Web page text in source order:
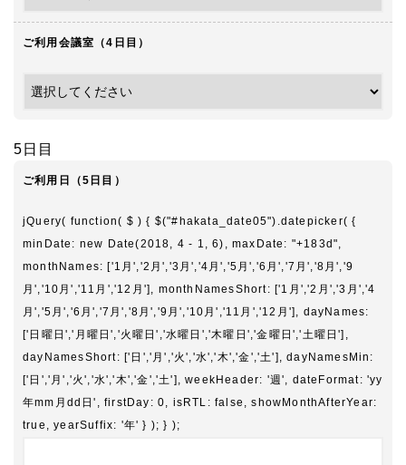
ご利用会議室（4日目）
5日目
ご利用日（5日目）
jQuery( function( $ ) { $("#hakata_date05").datepicker( {
minDate: new Date(2018, 4 - 1, 6), maxDate: "+183d",
monthNames: ['1月','2月','3月','4月','5月','6月','7月','8月','9
月','10月','11月','12月'], monthNamesShort: ['1月','2月','3月','4
月','5月','6月','7月','8月','9月','10月','11月','12月'], dayNames:
['日曜日','月曜日','火曜日','水曜日','木曜日','金曜日','土曜日'],
dayNamesShort: ['日','月','火','水','木','金','土'], dayNamesMin:
['日','月','火','水','木','金','土'], weekHeader: '週', dateFormat: 'yy
年mm月dd日', firstDay: 0, isRTL: false, showMonthAfterYear:
true, yearSuffix: '年' } ); } );